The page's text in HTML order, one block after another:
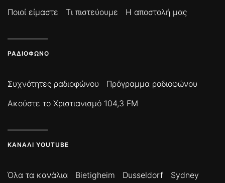
Ποιοί είμαστε Τι πιστεύουμε Η αποστολή μας
ΡΑΔΙΌΦΩΝΟ
Συχνότητες ραδιοφώνου
Πρόγραμμα ραδιοφώνου
Ακούστε το Χριστιανισμό 104,3 FM
ΚΑΝΆΛΙ YOUTUBE
Όλα τα κανάλια Bietigheim Dusseldorf
Sydney